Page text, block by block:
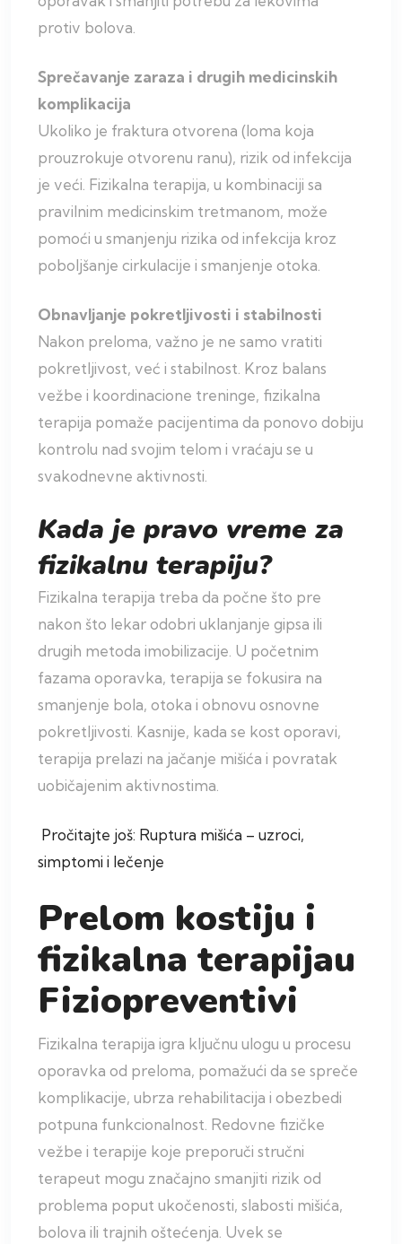
protiv bolova.
Sprečavanje zaraza i drugih medicinskih
komplikacija
Ukoliko je fraktura otvorena (loma koja
prouzrokuje otvorenu ranu), rizik od infekcija
je veći. Fizikalna terapija, u kombinaciji sa
pravilnim medicinskim tretmanom, može
pomoći u smanjenju rizika od infekcija kroz
poboljšanje cirkulacije i smanjenje otoka.
Obnavljanje pokretljivosti i stabilnosti
Nakon preloma, važno je ne samo vratiti
pokretljivost, već i stabilnost. Kroz balans
vežbe i koordinacione treninge, fizikalna
terapija pomaže pacijentima da ponovo dobiju
kontrolu nad svojim telom i vraćaju se u
svakodnevne aktivnosti.
Kada je pravo vreme za
fizikalnu terapiju?
Fizikalna terapija treba da počne što pre
nakon što lekar odobri uklanjanje gipsa ili
drugih metoda imobilizacije. U početnim
fazama oporavka, terapija se fokusira na
smanjenje bola, otoka i obnovu osnovne
pokretljivosti. Kasnije, kada se kost oporavi,
terapija prelazi na jačanje mišića i povratak
uobičajenim aktivnostima.
Pročitajte još: Ruptura mišića – uzroci,
simptomi i lečenje
Prelom kostiju i
fizikalna terapijau
Fiziopreventivi
Fizikalna terapija igra ključnu ulogu u procesu
oporavka od preloma, pomažući da se spreče
komplikacije, ubrza rehabilitacija i obezbedi
potpuna funkcionalnost. Redovne fizičke
vežbe i terapije koje preporuči stručni
terapeut mogu značajno smanjiti rizik od
problema poput ukočenosti, slabosti mišića,
bolova ili trajnih oštećenja. Uvek se